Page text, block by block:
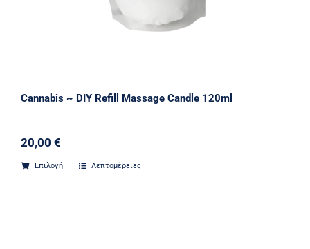
Cannabis ~ DIY Refill Massage Candle 120ml
20,00 €
Επιλογή Λεπτομέρειες